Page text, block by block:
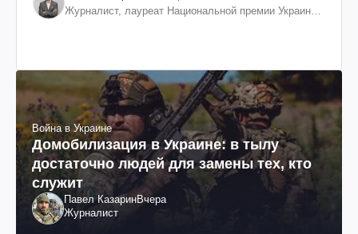
Журналист, лауреат Национальной премии Украины
Война в Украине
Домобилизация в Украине: в тылу
достаточно людей для замены тех, кто
служит
Павел КазаринВчера
Журналист